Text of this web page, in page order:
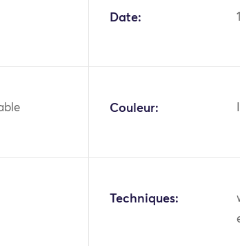
Date:
Couleur:
Techniques: